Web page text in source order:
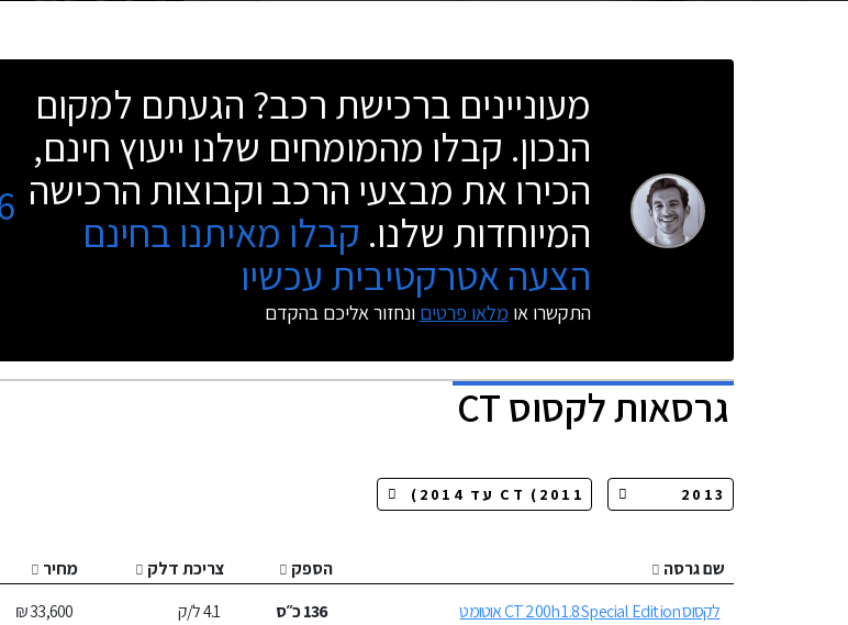
מעוניינים ברכישת רכב? הגעתם למקום
הנכון. קבלו מהמומחים שלנו ייעוץ חינם,
הכירו את מבצעי הרכב וקבוצות הרכישה
המיוחדות שלנו. קבלו מאיתנו בחינם
הצעה אטרקטיבית עכשיו
התקשרו או מלאו פרטים ונחזור אליכם בהקדם
גרסאותלקסוס CT
שם גרסה הספק צריכת דלק מחיר
לקסוס CT 200h 1.8 Special Edition אוטומט
136כ״ס 4.1ל/ק 33,600 ₪